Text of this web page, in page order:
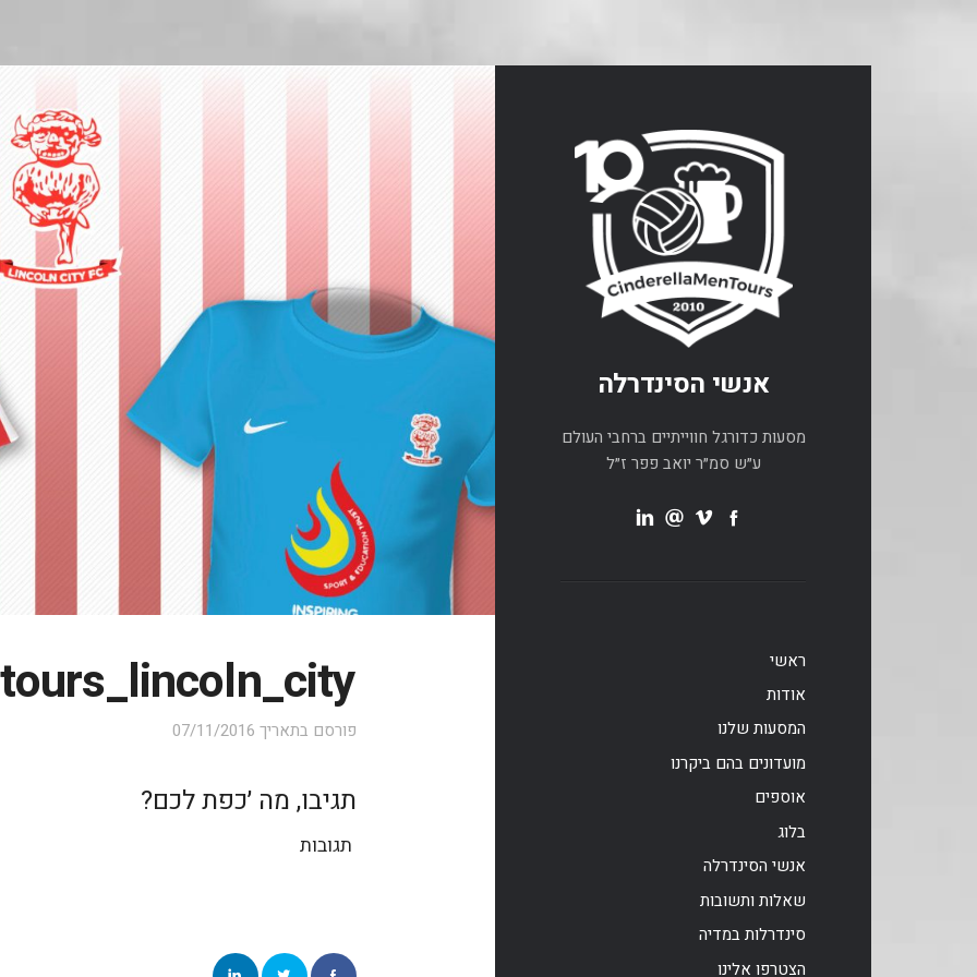
אנשי הסינדרלה
מסעות כדורגל חווייתיים ברחבי העולם
ע״ש סמ״ר יואב פפר ז״ל
ראשי
אודות
המסעות שלנו
מועדונים בהם ביקרנו
אוספים
בלוג
אנשי הסינדרלה
שאלות ותשובות
סינדרלות במדיה
הצטרפו אלינו
פורסם בתאריך 07/11/2016
תגיבו, מה ׳כפת לכם?
תגובות